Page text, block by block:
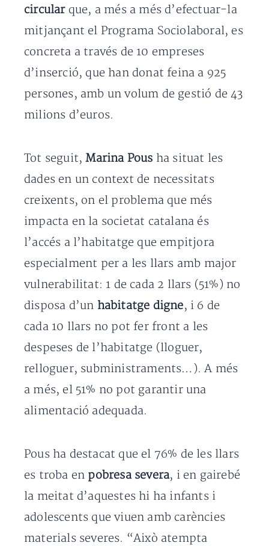
circularque, a més a més d’efectuar-la
mitjançant el Programa Sociolaboral, es
concreta a través de 10 empreses
d’inserció, que han donat feina a 925
persones, amb un volum de gestió de 43
milions d’euros.
Tot seguit,Marina Pous ha situat les
dades en un context de necessitats
creixents, on el problema que més
impacta en la societat catalana és
l’accés a l’habitatge que empitjora
especialment per a les llars amb major
vulnerabilitat: 1 de cada 2 llars (51%) no
disposa d’un habitatge digne, i 6 de
cada 10 llars no pot fer front a les
despeses de l’habitatge (lloguer,
relloguer, subministraments…). A més
a més, el 51% no pot garantir una
alimentació adequada.
Pous ha destacat que el 76% de les llars
es troba en pobresa severa, i en gairebé
la meitat d’aquestes hi ha infants i
adolescents que viuen amb carències
materials severes. “Això atempta